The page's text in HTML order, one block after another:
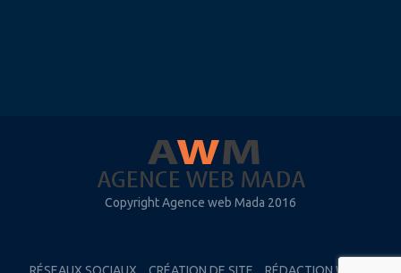
Copyright Agence web Mada 2016